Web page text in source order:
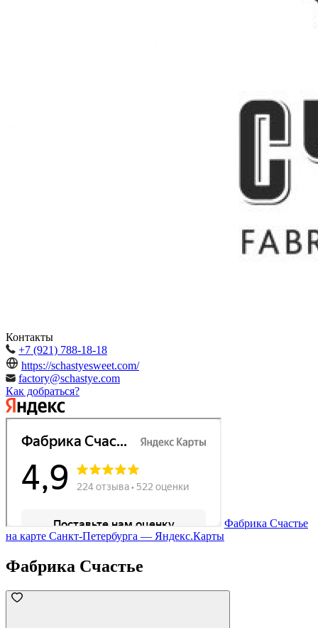
Контакты
+7 (921) 788-18-18
https://schastyesweet.com/
factory@schastye.com
Как добраться?
Фабрика Cчастье
на карте Санкт‑Петербурга — Яндекс.Карты
Фабрика Cчастье